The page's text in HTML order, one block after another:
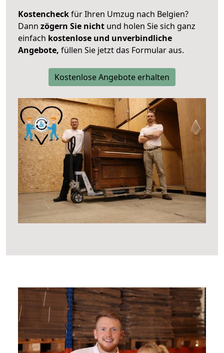
Kostencheckfür Ihren Umzug nach Belgien?
Dann zögern Sie nicht und holen Sie sich ganz
einfach kostenlose und unverbindliche
Angebote, füllen Sie jetzt das Formular aus.
Kostenlose Angebote erhalten